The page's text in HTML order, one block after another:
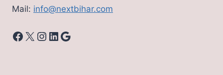
Mail: info@nextbihar.com
Facebook
X Instagram
LinkedIn
Google